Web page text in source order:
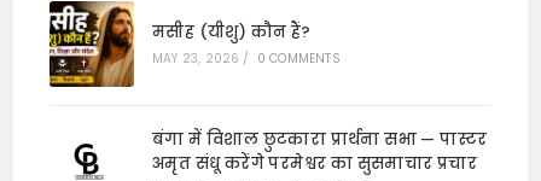
मसीह (यीशु) कौन हैं?
MAY 23, 2026 / 0 COMMENTS
बंगा में विशाल छुटकारा प्रार्थना सभा — पास्टर
अमृत संधू करेंगे परमेश्वर का सुसमाचार प्रचार